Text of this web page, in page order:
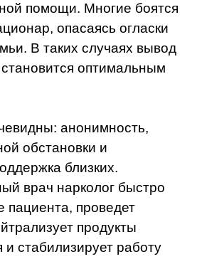
помощи. Многие боятся
опасаясь огласки
В таких случаях вывод
оптимальным
анонимность,
обстановки и
близких.
врач нарколог быстро
пациента, проведет
продукты
и стабилизирует работу